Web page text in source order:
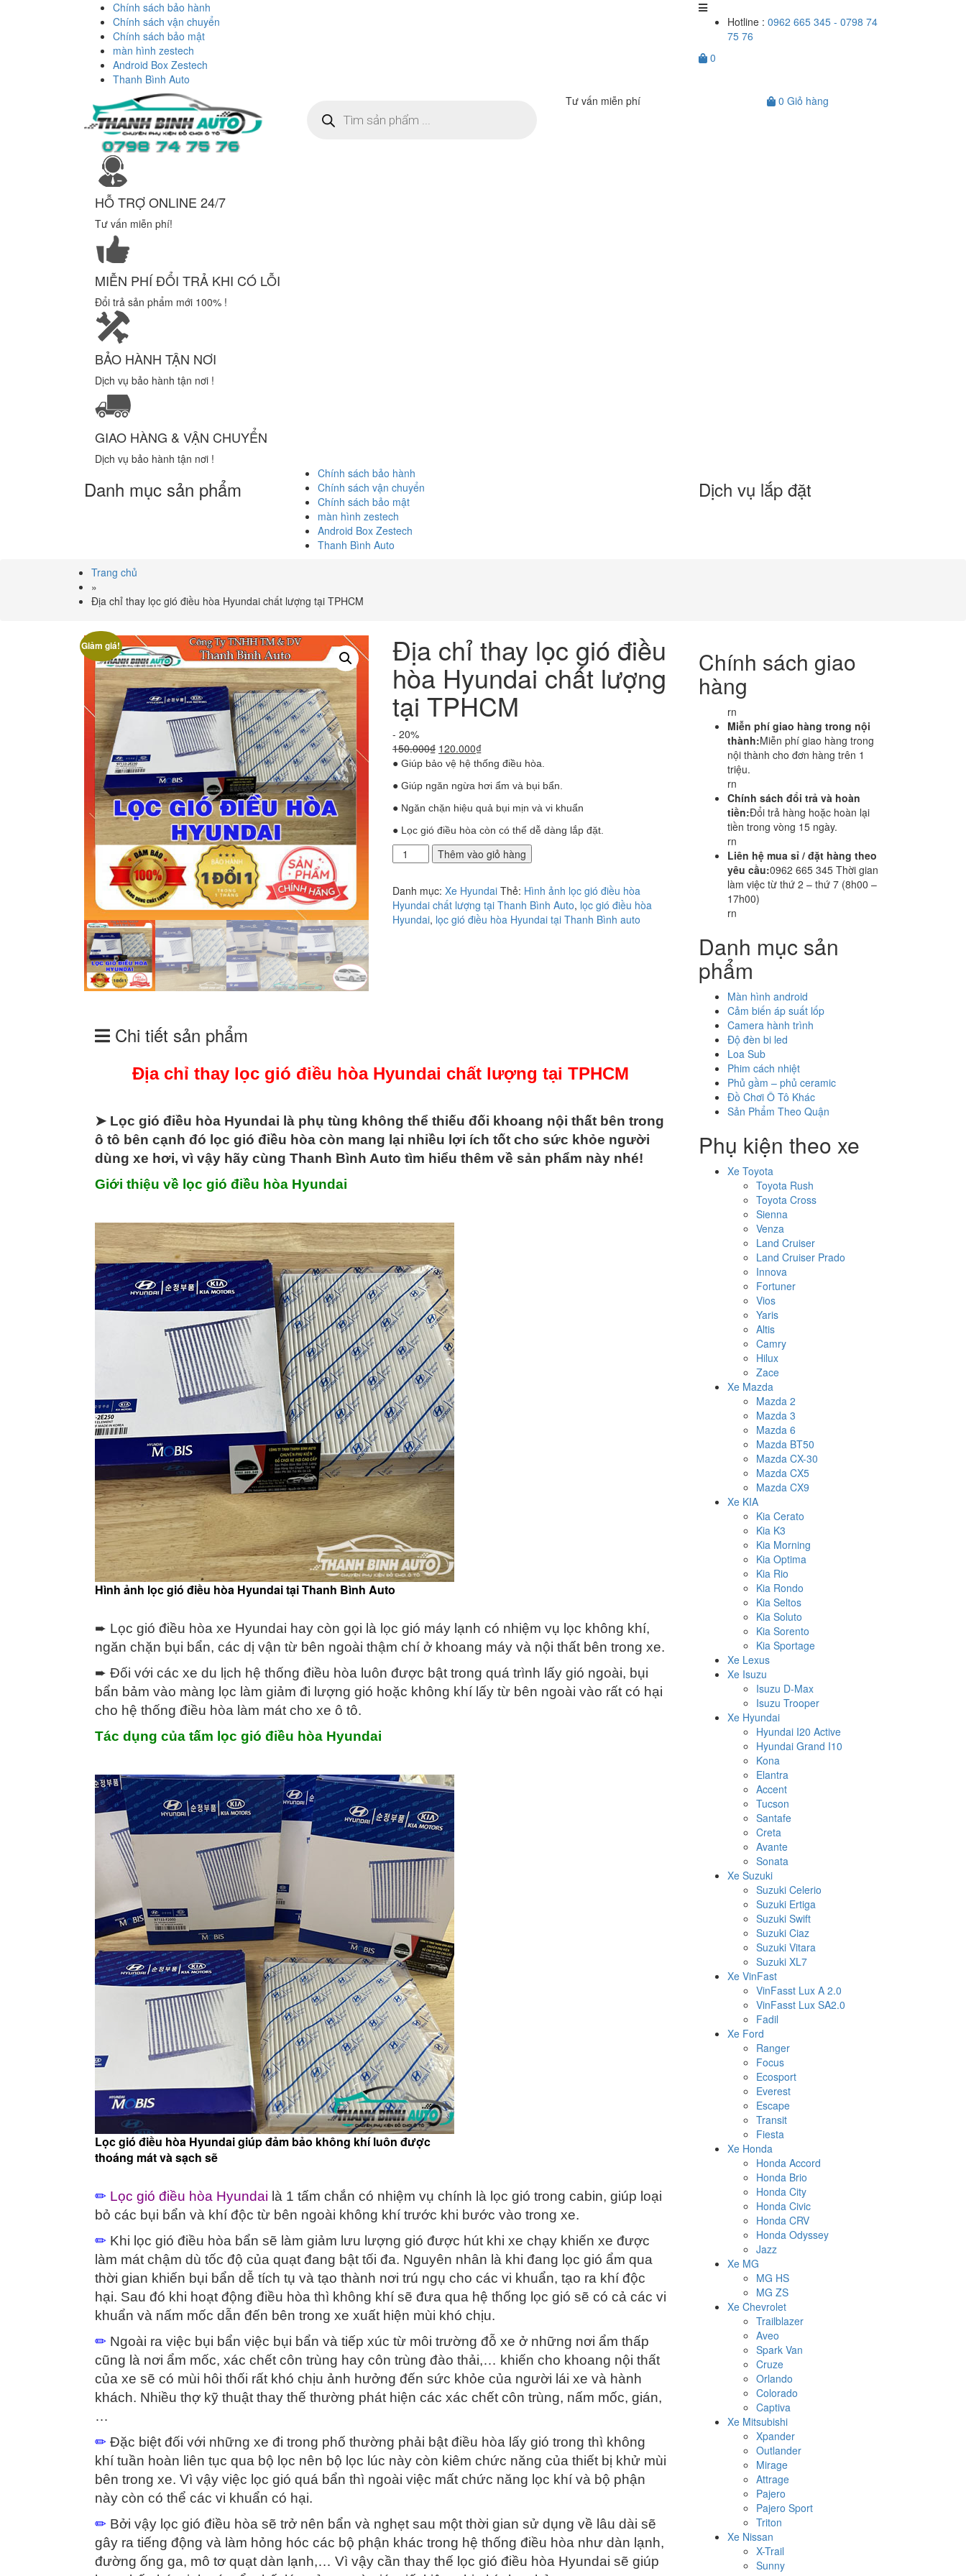
Chính sách bảo hành
Chính sách vận chuyển
Chính sách bảo mật
màn hình zestech
Android Box Zestech
Thanh Bình Auto
Hotline : 0962 665 345 - 0798 74
75 76
0
kiếm
sản
Tư vấn miễn phí 0 Giỏ hàng
HỖ TRỢ ONLINE 24/7
Tư vấn miễn phí!
MIỄN PHÍ ĐỔI TRẢ KHI CÓ LỖI
Đổi trả sản phẩm mới 100% !
BẢO HÀNH TẬN NƠI
Dịch vụ bảo hành tận nơi !
GIAO HÀNG & VẬN CHUYỂN
Dịch vụ bảo hành tận nơi !
Danh mục sản phẩm
Chính sách bảo hành
Chính sách vận chuyển
Chính sách bảo mật
màn hình zestech
Android Box Zestech
Thanh Bình Auto
Dịch vụ lắp đặt
Trang chủ
»
Địa chỉ thay lọc gió điều hòa Hyundai chất lượng tại TPHCM
Giảm giá! Địa chỉ thay lọc gió điều
hòa Hyundai chất lượng
tại TPHCM
- 20%
150.000₫ Giá
gốc
150.000₫.
120.000₫Giá
hiện
là:
120.000₫.
● Giúp bảo vệ hệ thống điều hòa.
● Giúp ngăn ngừa hơi ẩm và bụi bẩn.
● Ngăn chặn hiệu quả bụi mịn và vi khuẩn
● Lọc gió điều hòa còn có thể dễ dàng lắp đặt.
Địa
chỉ
lọc
gió
điều
Thêm vào giỏ hàng
Danh mục: Xe Hyundai Thẻ: Hình ảnh lọc gió điều hòa
Hyundai chất lượng tại Thanh Bình Auto, lọc gió điều hòa
Hyundai, lọc gió điều hòa Hyundai tại Thanh Bình auto
Chi tiết sản phẩm
Địa chỉ thay lọc gió điều hòa Hyundai chất lượng tại TPHCM
➤ Lọc gió điều hòa Hyundai là phụ tùng không thể thiếu đối khoang nội thất bên trong
ô tô bên cạnh đó lọc gió điều hòa còn mang lại nhiều lợi ích tốt cho sức khỏe người
dùng xe hơi, vì vậy hãy cùng Thanh Bình Auto tìm hiểu thêm về sản phẩm này nhé!
Giới thiệu về lọc gió điều hòa Hyundai
Hình ảnh lọc gió điều hòa Hyundai tại Thanh Bình Auto
➨ Lọc gió điều hòa xe Hyundai hay còn gọi là lọc gió máy lạnh có nhiệm vụ lọc không khí,
ngăn chặn bụi bẩn, các dị vận từ bên ngoài thậm chí ở khoang máy và nội thất bên trong xe.
➨ Đối với các xe du lịch hệ thống điều hòa luôn được bật trong quá trình lấy gió ngoài, bụi
bẩn bảm vào màng lọc làm giảm đi lượng gió hoặc không khí lấy từ bên ngoài vào rất có hại
cho hệ thống điều hòa làm mát cho xe ô tô.
Tác dụng của tấm lọc gió điều hòa Hyundai
Lọc gió điều hòa Hyundai giúp đảm bảo không khí luôn được
thoáng mát và sạch sẽ
✏ Lọc gió điều hòa Hyundai là 1 tấm chắn có nhiệm vụ chính là lọc gió trong cabin, giúp loại
bỏ các bụi bẩn và khí độc từ bên ngoài không khí trước khi bước vào trong xe.
✏ Khi lọc gió điều hòa bẩn sẽ làm giảm lưu lượng gió được hút khi xe chạy khiến xe được
làm mát chậm dù tốc độ của quạt đang bật tối đa. Nguyên nhân là khi đang lọc gió ẩm qua
thời gian khiến bụi bẩn dễ tích tụ và tạo thành nơi trú ngụ cho các vi khuẩn, tạo ra khí độc
hại. Sau đó khi hoạt động điều hòa thì không khí sẽ đưa qua hệ thống lọc gió sẽ có cả các vi
khuẩn và nấm mốc dẫn đến bên trong xe xuất hiện mùi khó chịu.
✏ Ngoài ra việc bụi bẩn việc bụi bẩn và tiếp xúc từ môi trường đỗ xe ở những nơi ẩm thấp
cũng là nơi ẩm mốc, xác chết côn trùng hay côn trùng đào thải,… khiến cho khoang nội thất
của xe sẽ có mùi hôi thối rất khó chịu ảnh hưởng đến sức khỏe của người lái xe và hành
khách. Nhiều thợ kỹ thuật thay thế thường phát hiện các xác chết côn trùng, nấm mốc, gián,
…
✏ Đặc biệt đối với những xe đi trong phố thường phải bật điều hòa lấy gió trong thì không
khí tuần hoàn liên tục qua bộ lọc nên bộ lọc lúc này còn kiêm chức năng của thiết bị khử mùi
bên trong xe. Vì vậy việc lọc gió quá bẩn thì ngoài việc mất chức năng lọc khí và bộ phận
này còn có thể các vi khuẩn có hại.
✏ Bởi vậy lọc gió điều hòa sẽ trở nên bẩn và nghẹt sau một thời gian sử dụng về lâu dài sẽ
gây ra tiếng động và làm hỏng hóc các bộ phận khác trong hệ thống điều hòa như dàn lạnh,
đường ống ga, mô tơ quạt dàn lạnh,… Vì vậy cần thay thế lọc gió điều hòa Hyundai sẽ giúp
Chính sách giao
hàng
rn
Miễn phí giao hàng trong nội
thành:Miễn phí giao hàng trong
nội thành cho đơn hàng trên 1
triệu.
rn
Chính sách đổi trả và hoàn
tiền:Đổi trả hàng hoặc hoàn lại
tiền trong vòng 15 ngày.
rn
Liên hệ mua sỉ / đặt hàng theo
yêu cầu:0962 665 345 Thời gian
làm việc từ thứ 2 – thứ 7 (8h00 –
17h00)
rn
Danh mục sản
phẩm
Màn hình android
Cảm biến áp suất lốp
Camera hành trình
Độ đèn bi led
Loa Sub
Phim cách nhiệt
Phủ gầm – phủ ceramic
Đồ Chơi Ô Tô Khác
Sản Phẩm Theo Quận
Phụ kiện theo xe
Xe Toyota
Toyota Rush
Toyota Cross
Sienna
Venza
Land Cruiser
Land Cruiser Prado
Innova
Fortuner
Vios
Yaris
Altis
Camry
Hilux
Zace
Xe Mazda
Mazda 2
Mazda 3
Mazda 6
Mazda BT50
Mazda CX-30
Mazda CX5
Mazda CX9
Xe KIA
Kia Cerato
Kia K3
Kia Morning
Kia Optima
Kia Rio
Kia Rondo
Kia Seltos
Kia Soluto
Kia Sorento
Kia Sportage
Xe Lexus
Xe Isuzu
Isuzu D-Max
Isuzu Trooper
Xe Hyundai
Hyundai I20 Active
Hyundai Grand I10
Kona
Elantra
Accent
Tucson
Santafe
Creta
Avante
Sonata
Xe Suzuki
Suzuki Celerio
Suzuki Ertiga
Suzuki Swift
Suzuki Ciaz
Suzuki Vitara
Suzuki XL7
Xe VinFast
VinFasst Lux A 2.0
VinFasst Lux SA2.0
Fadil
Xe Ford
Ranger
Focus
Ecosport
Everest
Escape
Transit
Fiesta
Xe Honda
Honda Accord
Honda Brio
Honda City
Honda Civic
Honda CRV
Honda Odyssey
Jazz
Xe MG
MG HS
MG ZS
Xe Chevrolet
Trailblazer
Aveo
Spark Van
Cruze
Orlando
Colorado
Captiva
Xe Mitsubishi
Xpander
Outlander
Mirage
Attrage
Pajero
Pajero Sport
Triton
Xe Nissan
X-Trail
Sunny